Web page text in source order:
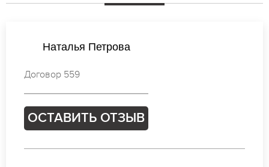
Наталья Лебедева
Договор 506
ОСТАВИТЬ ОТЗЫВ